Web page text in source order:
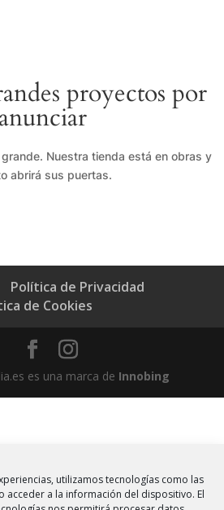
utilizamos tecnologías como las
acceder a la información del dispositivo. El
proyectos por
anunciar
Nuestra tienda está en obras y
abrirá sus puertas.
Política de Privacidad
de Cookies
es una marca de Innobing